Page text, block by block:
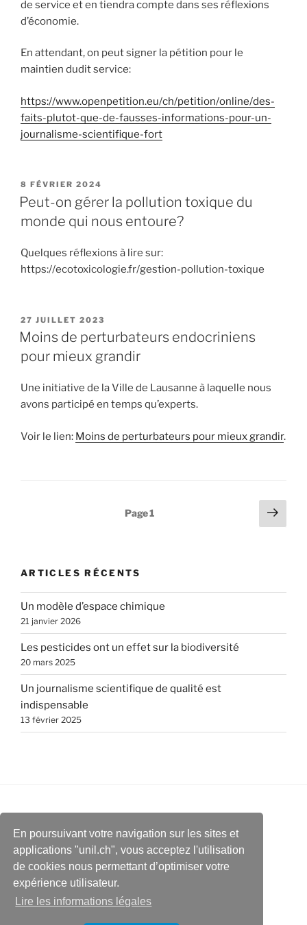
En poursuivant votre navigation sur les sites et
applications "unil.ch", vous acceptez l'utilisation
de cookies nous permettant d’optimiser votre
expérience utilisateur.
Lire les informations légales
de service et en tiendra compte dans ses réflexions
d’économie.
En attendant, on peut signer la pétition pour le
maintien dudit service:
https://www.openpetition.eu/ch/petition/online/des-
faits-plutot-que-de-fausses-informations-pour-un-
journalisme-scientifique-fort
PUBLIÉ
LE
8 FÉVRIER 2024
Peut-on gérer la pollution toxique du
monde qui nous entoure?
Quelques réflexions à lire sur:
https://ecotoxicologie.fr/gestion-pollution-toxique
PUBLIÉ
LE
27 JUILLET 2023
Moins de perturbateurs endocriniens
pour mieux grandir
Une initiative de la Ville de Lausanne à laquelle nous
avons participé en temps qu’experts.
Voir le lien: Moins de perturbateurs pour mieux grandir.
Page1
Page
ARTICLES RÉCENTS
Un modèle d’espace chimique
21 janvier 2026
Les pesticides ont un effet sur la biodiversité
20 mars 2025
Un journalisme scientifique de qualité est
indispensable
13 février 2025